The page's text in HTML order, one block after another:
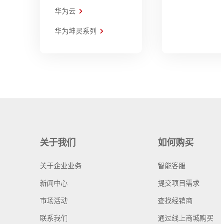
华为云
华为坤灵系列
关于我们
关于企业业务
新闻中心
市场活动
联系我们
如何购买
智能客服
提交项目需求
查找经销商
通过线上商城购买